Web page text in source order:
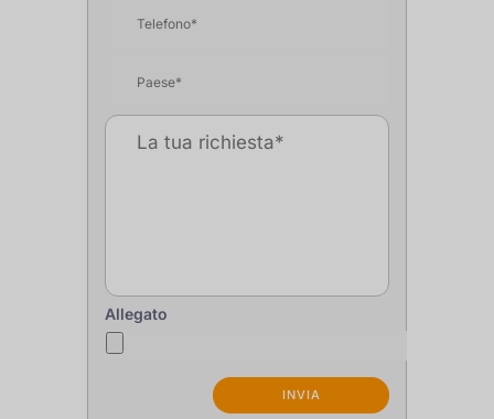
Allegato